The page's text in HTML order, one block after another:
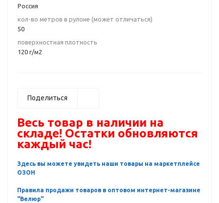
Россия
кол-во метров в рулоне (может отличаться)
50
поверхностная плотность
120 г/м2
Поделиться
Весь товар в наличии на
складе! Остатки обновляются
каждый час!
Здесь вы можете увидеть наши товары на маркетплейсе
ОЗОН
Правила продажи товаров в оптовом интернет-магазине
"Велюр"